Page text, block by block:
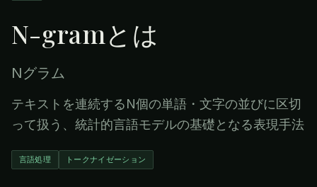
N-gramとは
Nグラム
テキストを連続するN個の単語・文字の並びに区切
って扱う、統計的言語モデルの基礎となる表現手法
言語処理 トークナイゼーション